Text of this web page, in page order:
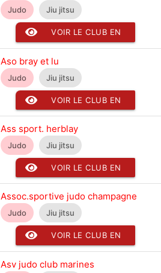
Judo Jiu jitsu
VOIR LE CLUB EN
DÉTAIL
Aso bray et lu
Judo Jiu jitsu
VOIR LE CLUB EN
DÉTAIL
Ass sport. herblay
Judo Jiu jitsu
VOIR LE CLUB EN
DÉTAIL
Assoc.sportive judo champagne
Judo Jiu jitsu
VOIR LE CLUB EN
DÉTAIL
Asv judo club marines